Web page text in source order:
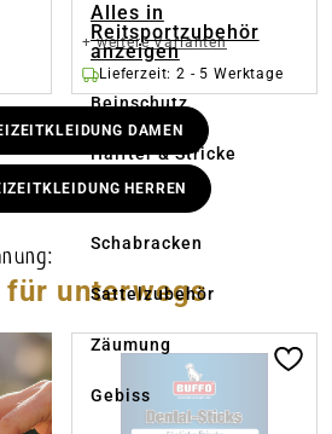
Alles in
Reitsportzubehör
anzeigen
Beinschutz
Halfter & Stricke
Schabracken
Sattelzubehör
Zäumung
Gebiss
+weitere Varianten
Lieferzeit: 2 - 5 Werktage
DAMEN
HERREN
für unterwegs